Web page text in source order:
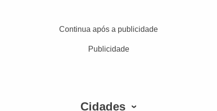
Continua após a publicidade
Publicidade
Cidades